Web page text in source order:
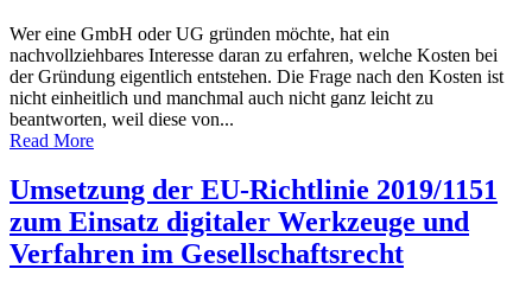
Wer eine GmbH oder UG gründen möchte, hat ein
nachvollziehbares Interesse daran zu erfahren, welche Kosten bei
der Gründung eigentlich entstehen. Die Frage nach den Kosten ist
nicht einheitlich und manchmal auch nicht ganz leicht zu
beantworten, weil diese von...
Read More
Umsetzung der EU-Richtlinie 2019/1151
zum Einsatz digitaler Werkzeuge und
Verfahren im Gesellschaftsrecht